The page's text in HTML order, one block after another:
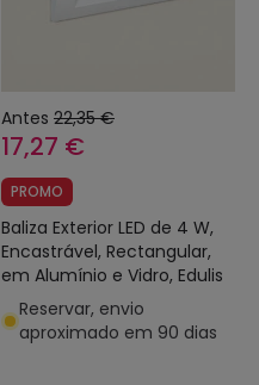
Antes 22,35 €
17,27 €
PROMO
Baliza Exterior LED de 4 W,
Encastrável, Rectangular,
em Alumínio e Vidro, Edulis
Reservar, envio
aproximado em 90 dias